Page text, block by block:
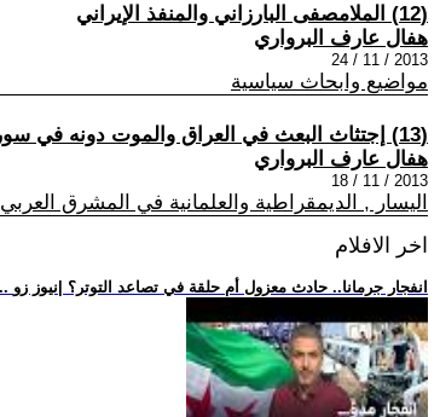
(12) الملامصفى البارزاني والمنفذ الإيراني
هفال عارف البرواري
2013 / 11 / 24
مواضيع وابحاث سياسية
(13) إجتثاث البعث في العراق والموت دونه في سوريا ......!!
هفال عارف البرواري
2013 / 11 / 18
اليسار , الديمقراطية والعلمانية في المشرق العربي
اخر الافلام
.. انفجار جرمانا.. حادث معزول أم حلقة في تصاعد التوتر؟ |نيوز زو